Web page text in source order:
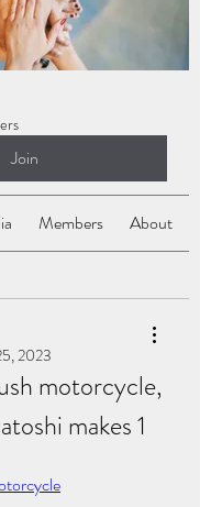
Join
Members About
2023
motorcycle,
makes 1